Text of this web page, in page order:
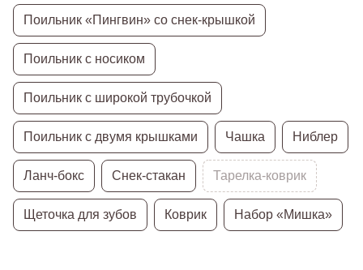
Поильник «Пингвин» со снек-крышкой
Поильник с носиком
Поильник с широкой трубочкой
Поильник с двумя крышками Чашка Ниблер
Ланч-бокс Снек-стакан Тарелка-коврик
Щеточка для зубов Коврик Набор «Мишка»